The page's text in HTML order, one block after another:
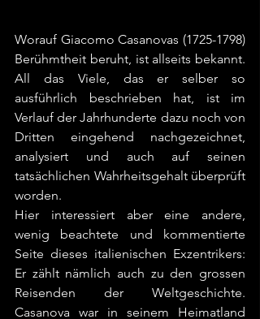
Worauf Giacomo Casanovas (1725-1798)
Berühmtheit beruht, ist allseits bekannt.
All das Viele, das er selber so
ausführlich beschrieben hat, ist im
Verlauf der Jahrhunderte dazu noch von
Dritten eingehend nachgezeichnet,
analysiert und auch auf seinen
tatsächlichen Wahrheitsgehalt überprüft
worden.
Hier interessiert aber eine andere,
wenig beachtete und kommentierte
Seite dieses italienischen Exzentrikers:
Er zählt nämlich auch zu den grossen
Reisenden der Weltgeschichte.
Casanova war in seinem Heimatland